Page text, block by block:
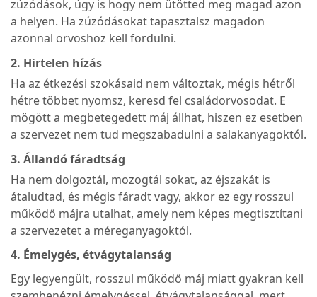
zúzódások, úgy is hogy nem ütötted meg magad azon
a helyen. Ha zúzódásokat tapasztalsz magadon
azonnal orvoshoz kell fordulni.
2. Hirtelen hízás
Ha az étkezési szokásaid nem változtak, mégis hétről
hétre többet nyomsz, keresd fel családorvosodat. E
mögött a megbetegedett máj állhat, hiszen ez esetben
a szervezet nem tud megszabadulni a salakanyagoktól.
3. Állandó fáradtság
Ha nem dolgoztál, mozogtál sokat, az éjszakát is
átaludtad, és mégis fáradt vagy, akkor ez egy rosszul
működő májra utalhat, amely nem képes megtisztítani
a szervezetet a méreganyagoktól.
4. Émelygés, étvágytalanság
Egy legyengült, rosszul működő máj miatt gyakran kell